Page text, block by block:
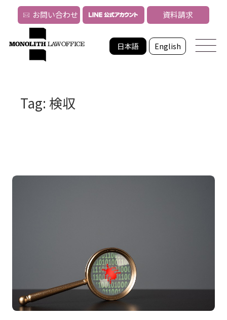
日本語 English
お問い合わせ 資料請求
Tag: 検収